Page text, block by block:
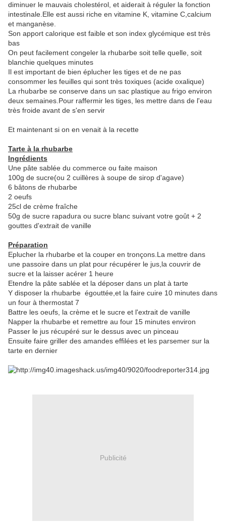
diminuer le mauvais cholestérol, et aiderait à réguler la fonction
intestinale.Elle est aussi riche en vitamine K, vitamine C,calcium
et manganèse.
Son apport calorique est faible et son index glycémique est très
bas
On peut facilement congeler la rhubarbe soit telle quelle, soit
blanchie quelques minutes
Il est important de bien éplucher les tiges et de ne pas
consommer les feuilles qui sont très toxiques (acide oxalique)
La rhubarbe se conserve dans un sac plastique au frigo environ
deux semaines.Pour raffermir les tiges, les mettre dans de l'eau
très froide avant de s'en servir
Et maintenant si on en venait à la recette
Tarte à la rhubarbe
Ingrédients
Une pâte sablée du commerce ou faite maison
100g de sucre(ou 2 cuillères à soupe de sirop d'agave)
6 bâtons de rhubarbe
2 oeufs
25cl de crème fraîche
50g de sucre rapadura ou sucre blanc suivant votre goût + 2
gouttes d'extrait de vanille
Préparation
Eplucher la rhubarbe et la couper en tronçons.La mettre dans
une passoire dans un plat pour récupérer le jus,la couvrir de
sucre et la laisser acérer 1 heure
Etendre la pâte sablée et la déposer dans un plat à tarte
Y disposer la rhubarbe égouttée,et la faire cuire 10 minutes dans
un four à thermostat 7
Battre les oeufs, la crème et le sucre et l'extrait de vanille
Napper la rhubarbe et remettre au four 15 minutes environ
Passer le jus récupéré sur le dessus avec un pinceau
Ensuite faire griller des amandes effilées et les parsemer sur la
tarte en dernier
Publicité